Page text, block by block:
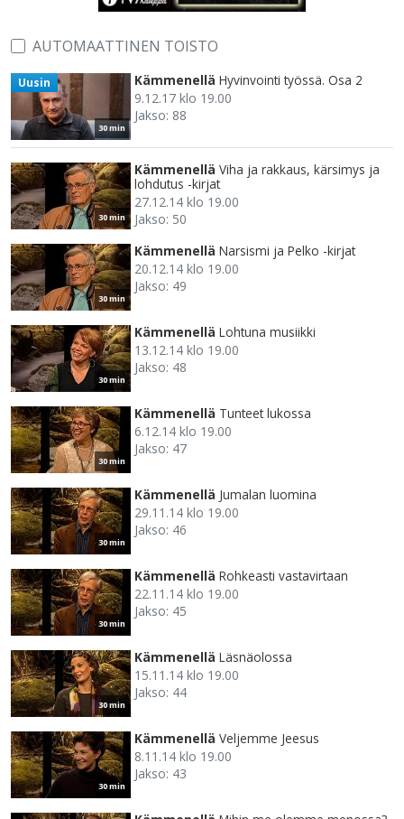
AUTOMAATTINEN TOISTO
30 min
Uusin Kämmenellä Hyvinvointi työssä. Osa 2
9.12.17 klo 19.00
Jakso: 88
30 min
Kämmenellä Viha ja rakkaus, kärsimys ja
lohdutus -kirjat
27.12.14 klo 19.00
Jakso: 50
30 min
Kämmenellä Narsismi ja Pelko -kirjat
20.12.14 klo 19.00
Jakso: 49
30 min
Kämmenellä Lohtuna musiikki
13.12.14 klo 19.00
Jakso: 48
30 min
Kämmenellä Tunteet lukossa
6.12.14 klo 19.00
Jakso: 47
30 min
Kämmenellä Jumalan luomina
29.11.14 klo 19.00
Jakso: 46
30 min
Kämmenellä Rohkeasti vastavirtaan
22.11.14 klo 19.00
Jakso: 45
30 min
Kämmenellä Läsnäolossa
15.11.14 klo 19.00
Jakso: 44
30 min
Kämmenellä Veljemme Jeesus
8.11.14 klo 19.00
Jakso: 43